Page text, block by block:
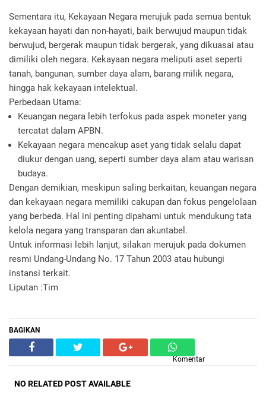
Sementara itu, Kekayaan Negara merujuk pada semua bentuk
kekayaan hayati dan non-hayati, baik berwujud maupun tidak
berwujud, bergerak maupun tidak bergerak, yang dikuasai atau
dimiliki oleh negara. Kekayaan negara meliputi aset seperti
tanah, bangunan, sumber daya alam, barang milik negara,
hingga hak kekayaan intelektual.
Perbedaan Utama:
Keuangan negara lebih terfokus pada aspek moneter yang
tercatat dalam APBN.
Kekayaan negara mencakup aset yang tidak selalu dapat
diukur dengan uang, seperti sumber daya alam atau warisan
budaya.
Dengan demikian, meskipun saling berkaitan, keuangan negara
dan kekayaan negara memiliki cakupan dan fokus pengelolaan
yang berbeda. Hal ini penting dipahami untuk mendukung tata
kelola negara yang transparan dan akuntabel.
Untuk informasi lebih lanjut, silakan merujuk pada dokumen
resmi Undang-Undang No. 17 Tahun 2003 atau hubungi
instansi terkait.
Liputan :Tim
BAGIKAN
Komentar
NO RELATED POST AVAILABLE